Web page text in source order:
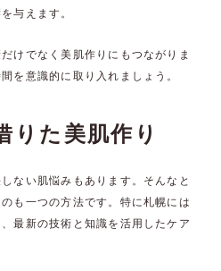
与えます。
けでなく美肌作りにもつながりま
を意識的に取り入れましょう。
りた美肌作り
ない肌悩みもあります。そんなと
も一つの方法です。特に札幌には
最新の技術と知識を活用したケア